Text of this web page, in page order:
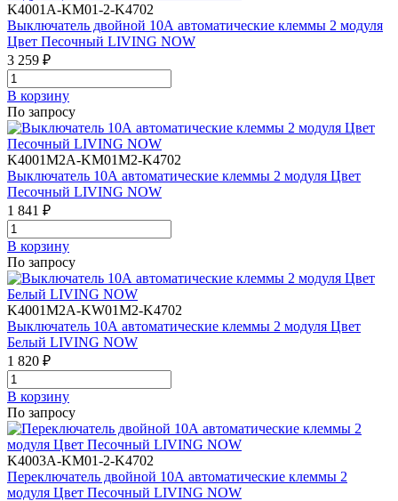
K4001A-KM01-2-K4702
Выключатель двойной 10А автоматические клеммы 2 модуля
Цвет Песочный LIVING NOW
3 259 ₽
В корзинy
По запросу
K4001M2A-KM01M2-K4702
Выключатель 10А автоматические клеммы 2 модуля Цвет
Песочный LIVING NOW
1 841 ₽
В корзинy
По запросу
K4001M2A-KW01M2-K4702
Выключатель 10А автоматические клеммы 2 модуля Цвет
Белый LIVING NOW
1 820 ₽
В корзинy
По запросу
K4003A-KM01-2-K4702
Переключатель двойной 10А автоматические клеммы 2
модуля Цвет Песочный LIVING NOW